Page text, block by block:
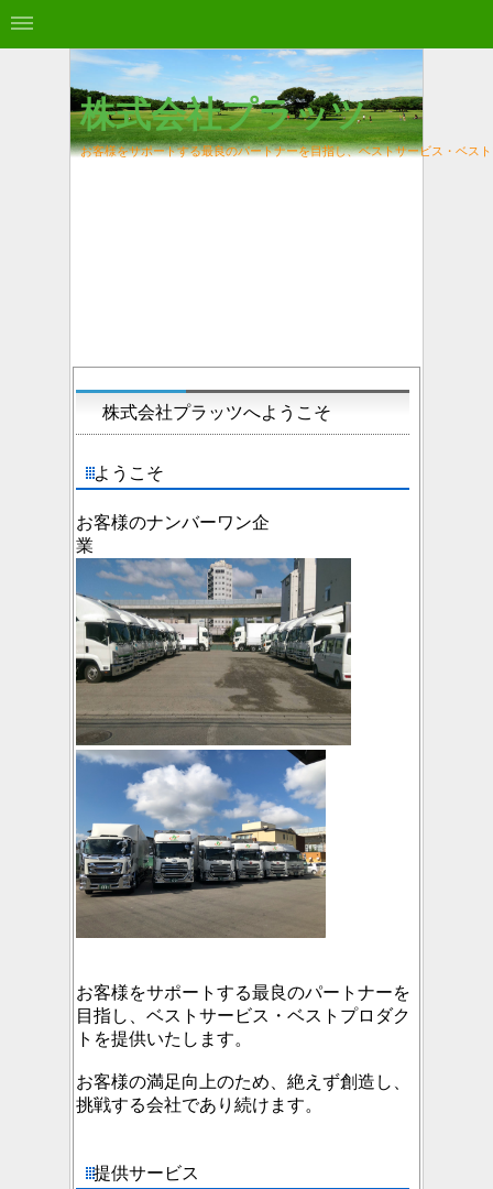
株式会社プラッツ
お客様をサポートする最良のパートナーを目指し、ベストサービス・ベス
株式会社プラッツへようこそ
ようこそ
お客様のナンバーワン企
業
お客様をサポートする最良のパートナーを
目指し、ベストサービス・ベストプロダク
トを提供いたします。
お客様の満足向上のため、絶えず創造し、
挑戦する会社であり続けます。
提供サービス